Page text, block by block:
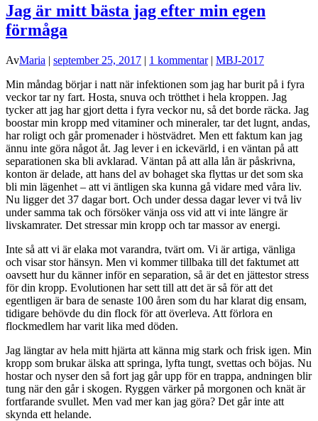
Jag är mitt bästa jag efter min egen
förmåga
AvMaria | september 25, 2017 | 1 kommentar| MBJ-2017
Min måndag börjar i natt när infektionen som jag har burit på i fyra
veckor tar ny fart. Hosta, snuva och trötthet i hela kroppen. Jag
tycker att jag har gjort detta i fyra veckor nu, så det borde räcka. Jag
boostar min kropp med vitaminer och mineraler, tar det lugnt, andas,
har roligt och går promenader i höstvädret. Men ett faktum kan jag
ännu inte göra något åt. Jag lever i en ickevärld, i en väntan på att
separationen ska bli avklarad. Väntan på att alla lån är påskrivna,
konton är delade, att hans del av bohaget ska flyttas ur det som ska
bli min lägenhet – att vi äntligen ska kunna gå vidare med våra liv.
Nu ligger det 37 dagar bort. Och under dessa dagar lever vi två liv
under samma tak och försöker vänja oss vid att vi inte längre är
livskamrater. Det stressar min kropp och tar massor av energi.
Inte så att vi är elaka mot varandra, tvärt om. Vi är artiga, vänliga
och visar stor hänsyn. Men vi kommer tillbaka till det faktumet att
oavsett hur du känner inför en separation, så är det en jättestor stress
för din kropp. Evolutionen har sett till att det är så för att det
egentligen är bara de senaste 100 åren som du har klarat dig ensam,
tidigare behövde du din flock för att överleva. Att förlora en
flockmedlem har varit lika med döden.
Jag längtar av hela mitt hjärta att känna mig stark och frisk igen. Min
kropp som brukar älska att springa, lyfta tungt, svettas och böjas. Nu
hostar och nyser den så fort jag går upp för en trappa, andningen blir
tung när den går i skogen. Ryggen värker på morgonen och knät är
fortfarande svullet. Men vad mer kan jag göra? Det går inte att
skynda ett helande.